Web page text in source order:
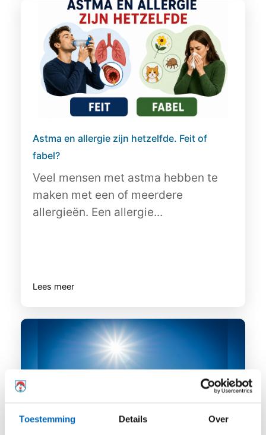
Toestemming Details Over
Astma en allergie zijn hetzelfde. Feit of
fabel?
Veel mensen met astma hebben te
maken met een of meerdere
allergieën. Een allergie...
Lees meer